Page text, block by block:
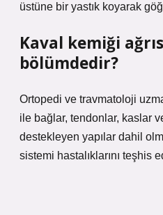
üstüne bir yastık koyarak
Kaval kemiği
bölümdedir?
Ortopedi ve travmatoloji
ile bağlar, tendonlar, kaslar
destekleyen yapılar dahil
sistemi hastalıklarını teşhis